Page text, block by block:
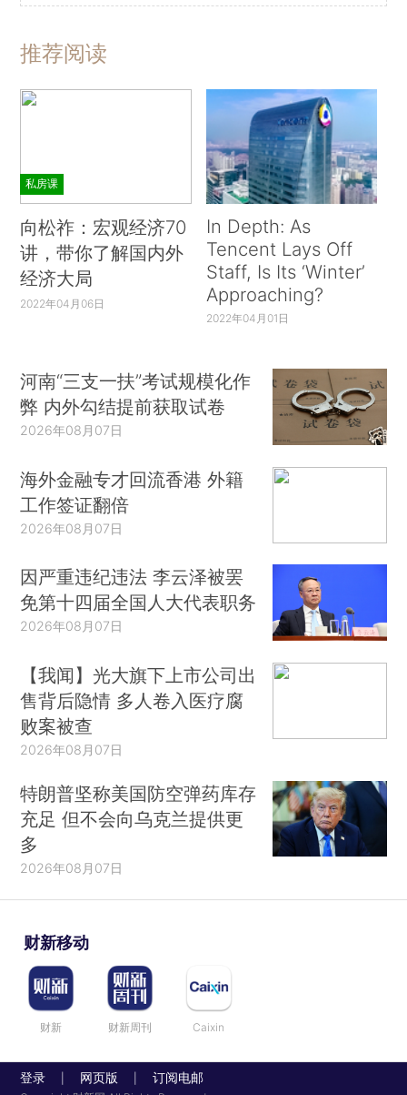
推荐阅读
私房课
向松祚：宏观经济70
讲，带你了解国内外
经济大局
2022年04月06日
In Depth: As
Tencent Lays Off
Staff, Is Its ‘Winter’
Approaching?
2022年04月01日
河南“三支一扶”考试规模化作
弊 内外勾结提前获取试卷
2026年08月07日
海外金融专才回流香港 外籍
工作签证翻倍
2026年08月07日
因严重违纪违法 李云泽被罢
免第十四届全国人大代表职务
2026年08月07日
【我闻】光大旗下上市公司出
售背后隐情 多人卷入医疗腐
败案被查
2026年08月07日
特朗普坚称美国防空弹药库存
充足 但不会向乌克兰提供更
多
2026年08月07日
财新移动
财新 财新周刊 Caixin
登录 网页版 订阅电邮